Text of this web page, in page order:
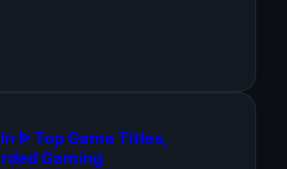
ᐉ Top Game Titles,
Gaming